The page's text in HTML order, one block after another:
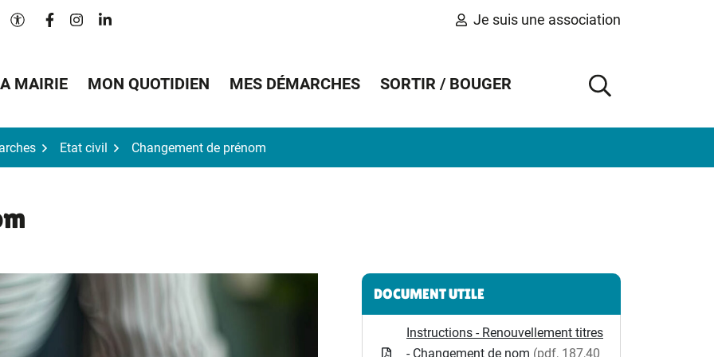
Paramètres d'accessibilité
Lien vers le compte Facebook
Lien vers le compte Instagram
Lien vers le compte Linkedin Je suis une association
MAIRIE MON QUOTIDIEN MES DÉMARCHES SORTIR / BOUGER
AFFICHER
Etat civil Changement de prénom
Informations complémentaires
DOCUMENT UTILE
Instructions - Renouvellement titres
- Changement de nom (pdf, 187,40